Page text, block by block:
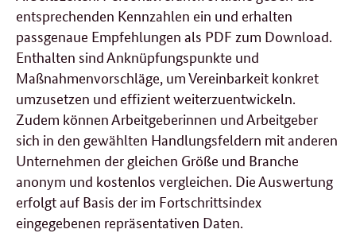
entsprechenden Kennzahlen ein und erhalten
passgenaue Empfehlungen als PDF zum Download.
Enthalten sind Anknüpfungspunkte und
Maßnahmenvorschläge, um Vereinbarkeit konkret
umzusetzen und effizient weiterzuentwickeln.
Zudem können Arbeitgeberinnen und Arbeitgeber
sich in den gewählten Handlungsfeldern mit anderen
Unternehmen der gleichen Größe und Branche
anonym und kostenlos vergleichen. Die Auswertung
erfolgt auf Basis der im Fortschrittsindex
eingegebenen repräsentativen Daten.